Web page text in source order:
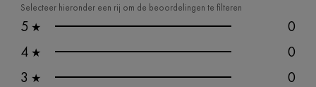
Selecteer hieronder een rij om de beoordelingen te filteren
5 ★
0
4 ★
0
3 ★
0